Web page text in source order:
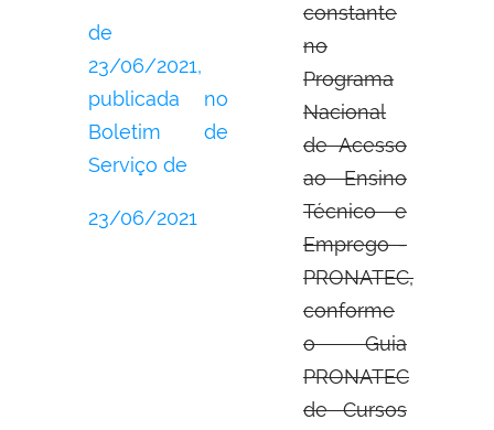
de
23/06/2021,
publicada no
Boletim de
Serviço de
23/06/2021
constante
no
Programa
Nacional
de Acesso
ao Ensino
Técnico e
Emprego -
PRONATEC,
conforme
o Guia
PRONATEC
de Cursos